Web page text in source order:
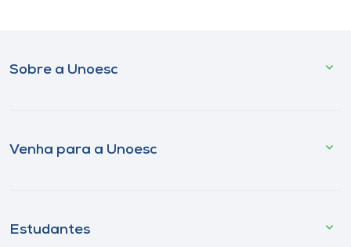
Sobre a Unoesc
Venha para a Unoesc
Estudantes